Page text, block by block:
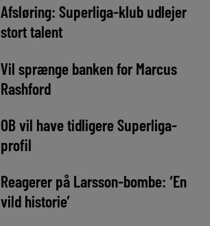
Afsløring: Superliga-klub udlejer
stort talent
Vil sprænge banken for Marcus
Rashford
OB vil have tidligere Superliga-
profil
Reagerer på Larsson-bombe: ‘En
vild historie’